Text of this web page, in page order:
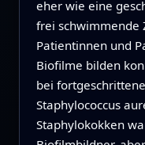
eher wie eine
frei schwimmende
Patientinnen und
Biofilme bilden
bei
Staphylococcus
Staphylokokken